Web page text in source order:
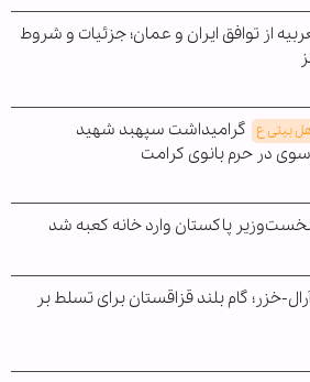
از توافق ایران و عمان؛ جزئیات و شروط
بیتی ع گرامیداشت سپهبد شهید
در حرم بانوی کرامت
پاکستان وارد خانه کعبه شد
خزر؛ گام بلند قزاقستان برای تسلط بر